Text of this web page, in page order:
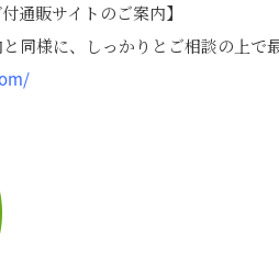
通販サイトのご案内】
同様に、しっかりとご相談の上で